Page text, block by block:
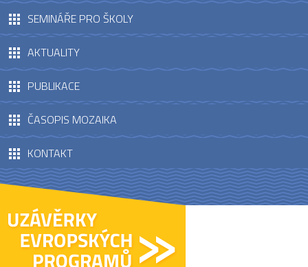
SEMINÁŘE PRO ŠKOLY
AKTUALITY
PUBLIKACE
ČASOPIS MOZAIKA
KONTAKT